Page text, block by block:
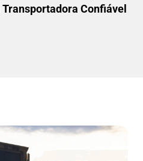
Transportadora Confiável